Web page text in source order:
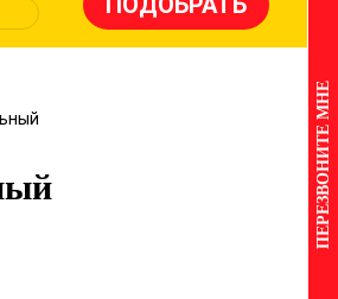
ПЕРЕЗВОНИТЕ МНЕ